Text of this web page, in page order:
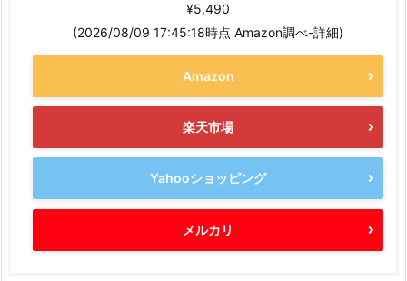
¥5,490
(2026/08/09 17:45:18時点 Amazon調べ-詳細)
Amazon
楽天市場
Yahooショッピング
メルカリ